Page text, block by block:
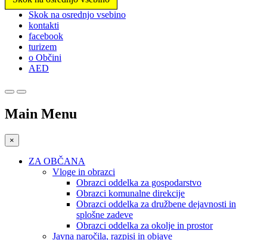
Prosimo,
upoštevajte:
spletno
mesto
vključuje
sistem
Skok na osrednjo vsebino
kontakti
facebook
turizem
o Občini
AED
Main Menu
×
ZA OBČANA
Vloge in obrazci
Obrazci oddelka za gospodarstvo
Obrazci komunalne direkcije
Obrazci oddelka za družbene dejavnosti in
splošne zadeve
Obrazci oddelka za okolje in prostor
Javna naročila, razpisi in objave